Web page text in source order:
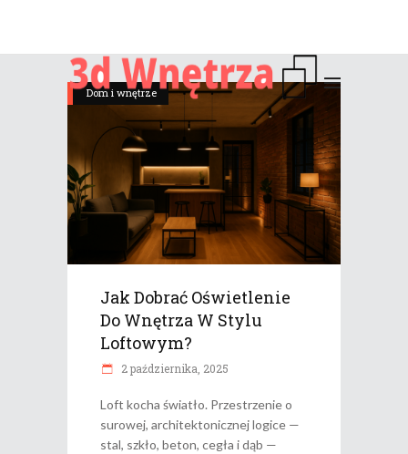
Dom i wnętrze
Jak Dobrać Oświetlenie
Do Wnętrza W Stylu
Loftowym?
2 października, 2025
Loft kocha światło. Przestrzenie o
surowej, architektonicznej logice —
stal, szkło, beton, cegła i dąb —